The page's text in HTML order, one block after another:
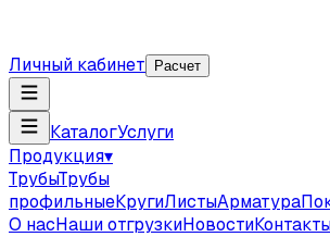
Личный кабинет Расчет
КаталогУслуги
Продукция▾
ТрубыТрубы
профильныеКругиЛистыАрматура
О насНаши отгрузкиНовости